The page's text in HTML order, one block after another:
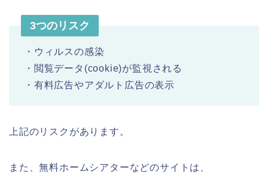
3つのリスク
・ウィルスの感染
・閲覧データ(cookie)が監視される
・有料広告やアダルト広告の表示
上記のリスクがあります。
また、無料ホームシアターなどのサイトは、